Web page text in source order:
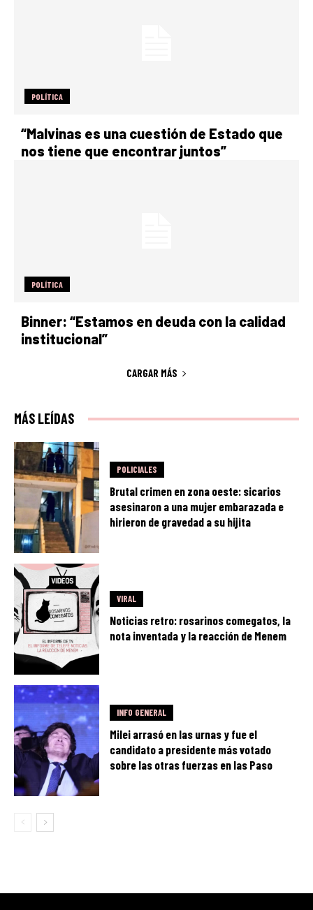
POLÍTICA
“Malvinas es una cuestión de Estado que
nos tiene que encontrar juntos”
POLÍTICA
Binner: “Estamos en deuda con la calidad
institucional”
CARGAR MÁS
MÁS LEÍDAS
POLICIALES
Brutal crimen en zona oeste: sicarios
asesinaron a una mujer embarazada e
hirieron de gravedad a su hijita
VIRAL
Noticias retro: rosarinos comegatos, la
nota inventada y la reacción de Menem
INFO GENERAL
Milei arrasó en las urnas y fue el
candidato a presidente más votado
sobre las otras fuerzas en las Paso